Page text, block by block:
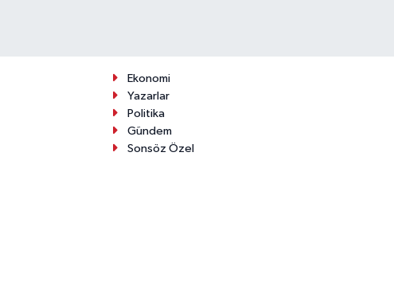
Ekonomi
Yazarlar
Politika
Gündem
Sonsöz Özel